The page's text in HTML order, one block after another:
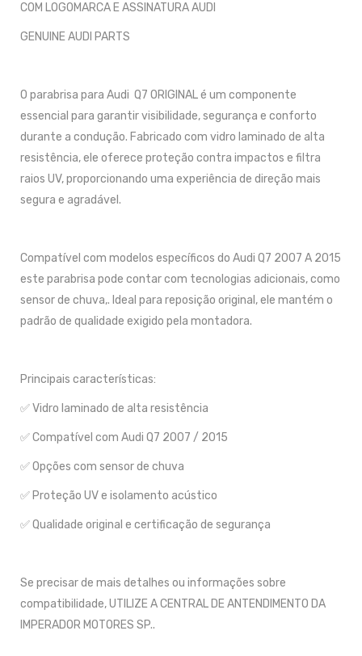
COM LOGOMARCA E ASSINATURA AUDI
GENUINE AUDI PARTS
O parabrisa para Audi Q7 ORIGINAL é um componente
essencial para garantir visibilidade, segurança e conforto
durante a condução. Fabricado com vidro laminado de alta
resistência, ele oferece proteção contra impactos e filtra
raios UV, proporcionando uma experiência de direção mais
segura e agradável.
Compatível com modelos específicos do Audi Q7 2007 A 2015
este parabrisa pode contar com tecnologias adicionais, como
sensor de chuva,. Ideal para reposição original, ele mantém o
padrão de qualidade exigido pela montadora.
Principais características:
✅ Vidro laminado de alta resistência
✅ Compatível com Audi Q7 2007 / 2015
✅ Opções com sensor de chuva
✅ Proteção UV e isolamento acústico
✅ Qualidade original e certificação de segurança
Se precisar de mais detalhes ou informações sobre
compatibilidade, UTILIZE A CENTRAL DE ANTENDIMENTO DA
IMPERADOR MOTORES SP..